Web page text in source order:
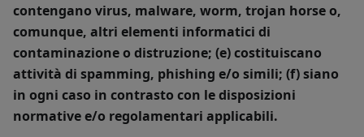
contengano virus, malware, worm, trojan horse o,
comunque, altri elementi informatici di
contaminazione o distruzione; (e) costituiscano
attività di spamming, phishing e/o simili; (f) siano
in ogni caso in contrasto con le disposizioni
normative e/o regolamentari applicabili.